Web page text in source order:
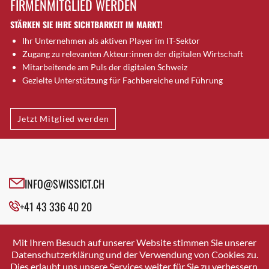
Brugg AG
Brütten
Bubendorf
Bubikon
Buchs (SG)
Bäretswil
Bülach
Cazis
Crissier
Davos Platz
Dierikon
Dietikon
FIRMENMITGLIED WERDEN
STÄRKEN SIE IHRE SICHTBARKEIT IM MARKT!
Ihr Unternehmen als aktiven Player im IT-Sektor
Zugang zu relevanten Akteur:innen der digitalen Wirtschaft
Mitarbeitende am Puls der digitalen Schweiz
Gezielte Unterstützung für Fachbereiche und Führung
Jetzt Mitglied werden
INFO@SWISSICT.CH
+41 43 336 40 20
SWISSICT
VULKANSTRASSE 120
8048 ZURICH
Mit Ihrem Besuch auf unserer Website stimmen Sie unserer
Datenschutzerklärung und der Verwendung von Cookies zu.
Dies erlaubt uns unsere Services weiter für Sie zu verbessern.